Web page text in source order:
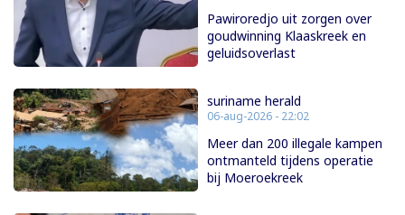
Pawiroredjo uit zorgen over
goudwinning Klaaskreek en
geluidsoverlast
suriname herald
06-aug-2026 - 22:02
Meer dan 200 illegale kampen
ontmanteld tijdens operatie
bij Moeroekreek